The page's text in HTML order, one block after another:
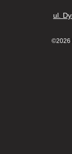
ul.
©2026